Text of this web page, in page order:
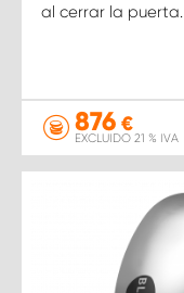
al cerrar la puerta.
876 €
EXCLUIDO 21 % IVA